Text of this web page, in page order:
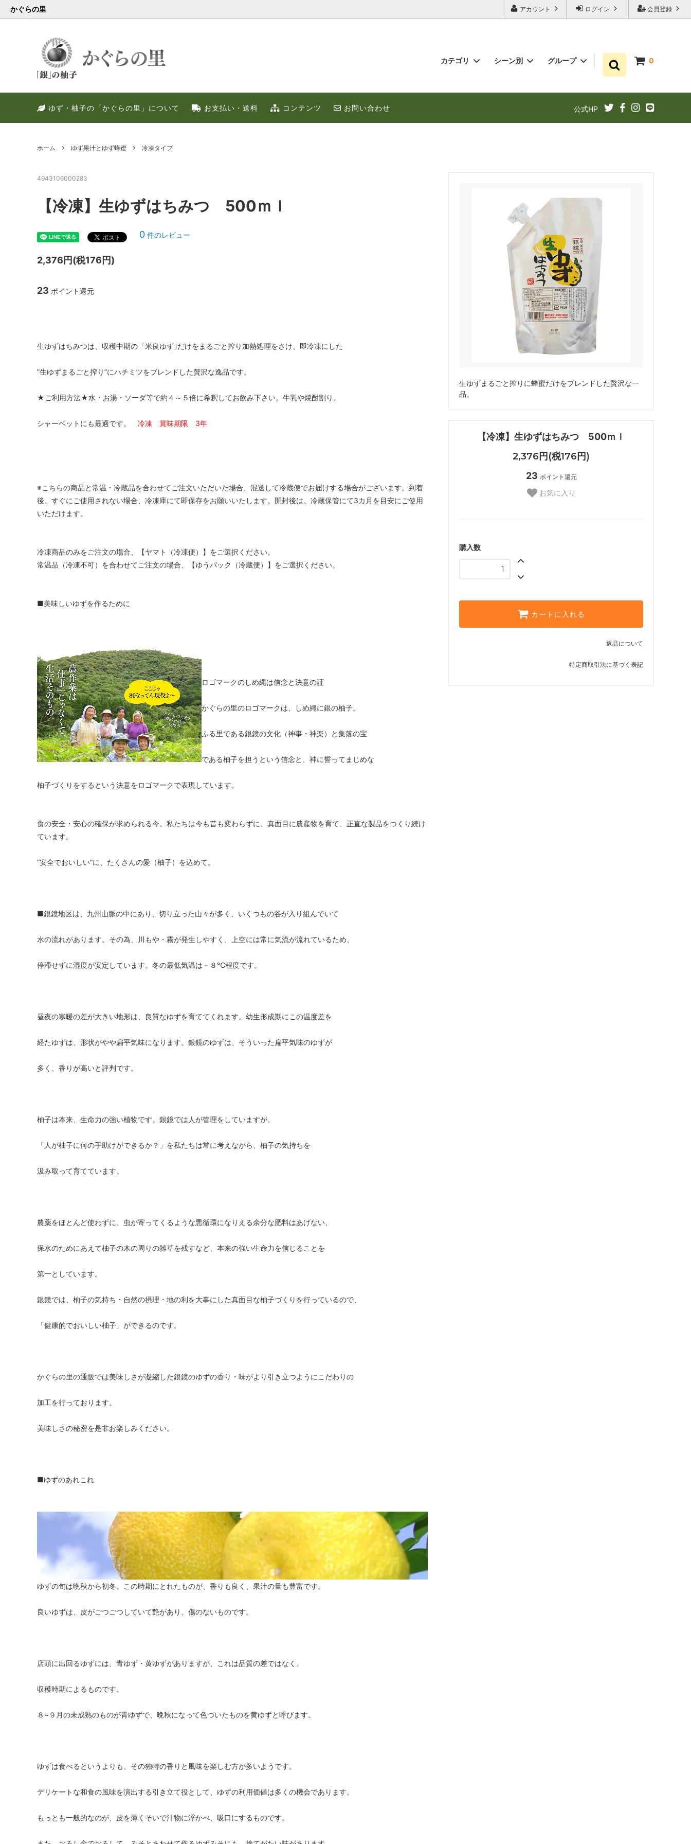
かぐらの里 会員登録
ログイン
アカウント
0
カテゴリ シーン別 グループ
ゆず・柚子の「かぐらの里」について お支払い・送料 コンテンツ お問い合わせ 公式HP
ホーム ゆず果汁とゆず蜂蜜 冷凍タイプ
生ゆずまるごと搾りに蜂蜜だけをブレンドした贅沢な一
品。
【冷凍】生ゆずはちみつ 500ｍｌ
2,376円(税176円)
23 ポイント還元
お気に入り
購入数
カートに入れる
返品について
特定商取引法に基づく表記
4943106000283
【冷凍】生ゆずはちみつ 500ｍｌ
0 件のレビュー
2,376円(税176円)
23 ポイント還元
生ゆずはちみつは、収穫中期の「米良ゆず｣だけをまるごと搾り加熱処理をさけ、即冷凍にした
”生ゆずまるごと搾り”にハチミツをブレンドした贅沢な逸品です。
★ご利用方法★水・お湯・ソーダ等で約４～５倍に希釈してお飲み下さい。牛乳や焼酎割り、
シャーベットにも最適です。 冷凍 賞味期限 3年
※こちらの商品と常温・冷蔵品を合わせてご注文いただいた場合、混送して冷蔵便でお届けする場合がございます。到着
後、すぐにご使用されない場合、冷凍庫にて即保存をお願いいたします。開封後は、冷蔵保管にて3カ月を目安にご使用
いただけます。
冷凍商品のみをご注文の場合、【ヤマト（冷凍便）】をご選択ください。
常温品（冷凍不可）を合わせてご注文の場合、【ゆうパック（冷蔵便）】をご選択ください。
■美味しいゆずを作るために
ロゴマークのしめ縄は信念と決意の証
かぐらの里のロゴマークは、しめ縄に銀の柚子。
ふる里である銀鏡の文化（神事・神楽）と集落の宝
である柚子を担うという信念と、神に誓ってまじめな
柚子づくりをするという決意をロゴマークで表現しています。
食の安全・安心の確保が求められる今。私たちは今も昔も変わらずに、真面目に農産物を育て、正直な製品をつくり続け
ています。
“安全でおいしい”に、たくさんの愛（柚子）を込めて。
■銀鏡地区は、九州山脈の中にあり、切り立った山々が多く、いくつもの谷が入り組んでいて
水の流れがあります。その為、川もや・霧が発生しやすく、上空には常に気流が流れているため、
停滞せずに湿度が安定しています。冬の最低気温は－８℃程度です。
昼夜の寒暖の差が大きい地形は、良質なゆずを育ててくれます。幼生形成期にこの温度差を
経たゆずは、形状がやや扁平気味になります。銀鏡のゆずは、そういった扁平気味のゆずが
多く、香りが高いと評判です。
柚子は本来、生命力の強い植物です。銀鏡では人が管理をしていますが、
「人が柚子に何の手助けができるか？」を私たちは常に考えながら、柚子の気持ちを
汲み取って育てています。
農薬をほとんど使わずに、虫が寄ってくるような悪循環になりえる余分な肥料はあげない、
保水のためにあえて柚子の木の周りの雑草を残すなど、本来の強い生命力を信じることを
第一としています。
銀鏡では、柚子の気持ち・自然の摂理・地の利を大事にした真面目な柚子づくりを行っているので、
「健康的でおいしい柚子」ができるのです。
かぐらの里の通販では美味しさが凝縮した銀鏡のゆずの香り・味がより引き立つようにこだわりの
加工を行っております。
美味しさの秘密を是非お楽しみください。
■ゆずのあれこれ
ゆずの旬は晩秋から初冬。この時期にとれたものが、香りも良く、果汁の量も豊富です。
良いゆずは、皮がごつごつしていて艶があり、傷のないものです。
店頭に出回るゆずには、青ゆず・黄ゆずがありますが、これは品質の差ではなく、
収穫時期によるものです。
８~９月の未成熟のものが青ゆずで、晩秋になって色づいたものを黄ゆずと呼びます。
ゆずは食べるというよりも、その独特の香りと風味を楽しむ方が多いようです。
デリケートな和食の風味を演出する引き立て役として、ゆずの利用価値は多くの機会であります。
もっとも一般的なのが、皮を薄くそいで汁物に浮かべ、吸口にするものです。